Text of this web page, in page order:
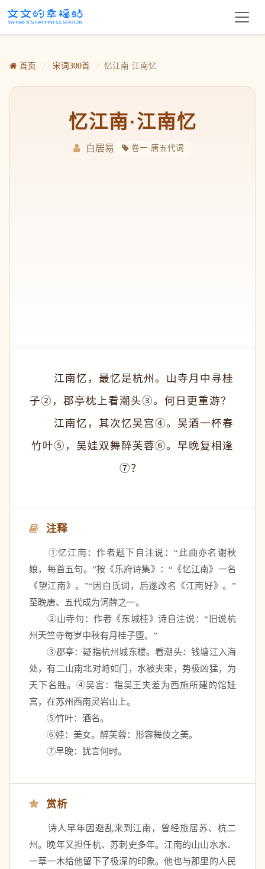
首页 / 宋词300首 / 忆江南·江南忆
忆江南·江南忆
白居易 卷一·唐五代词
江南忆，最忆是杭州。山寺月中寻桂
子②，郡亭枕上看潮头③。何日更重游？
江南忆，其次忆吴宫④。吴酒一杯春
竹叶⑤，吴娃双舞醉芙蓉⑥。早晚复相逢
⑦？
注释
①忆江南：作者题下自注说：“此曲亦名谢秋
娘，每首五句。”按《乐府诗集》：“《忆江南》一名
《望江南》。”“因白氏词，后遂改名《江南好》。”
至晚唐、五代成为词牌之一。
②山寺句：作者《东城桂》诗自注说：“旧说杭
州天竺寺每岁中秋有月桂子堕。”
③郡亭：疑指杭州城东楼。看潮头：钱塘江入海
处，有二山南北对峙如门，水被夹束，势极凶猛，为
天下名胜。④吴宫：指吴王夫差为西施所建的馆娃
宫，在苏州西南灵岩山上。
⑤竹叶：酒名。
⑥娃：美女。醉芙蓉：形容舞伎之美。
⑦早晚：犹言何时。
赏析
诗人早年因避乱来到江南，曾经旅居苏、杭二
州。晚年又担任杭、苏刺史多年。江南的山山水水、
一草一木给他留下了极深的印象。他也与那里的人民